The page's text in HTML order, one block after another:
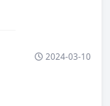
2024-03-10